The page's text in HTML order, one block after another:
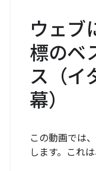
ウェブ
標のベ
ス（イ
幕）
この動画では
します。これ